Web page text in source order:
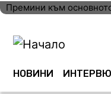
Премини към
Main
НОВИНИ ИНТЕРВЮ